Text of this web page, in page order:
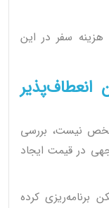
هزینه سفر در این
انعطاف‌پذیر
نیست، بررسی
در قیمت ایجاد
برنامه‌ریزی کرده